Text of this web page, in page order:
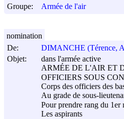
Groupe:
Armée de l'air
De:
DIMANCHE (Térence,
Objet:
dans l'armée active
ARMÉE DE L'AIR ET
OFFICIERS SOUS
Corps des officiers des
Au grade de sous-
Pour prendre rang du 1er
Les aspirants
nomination